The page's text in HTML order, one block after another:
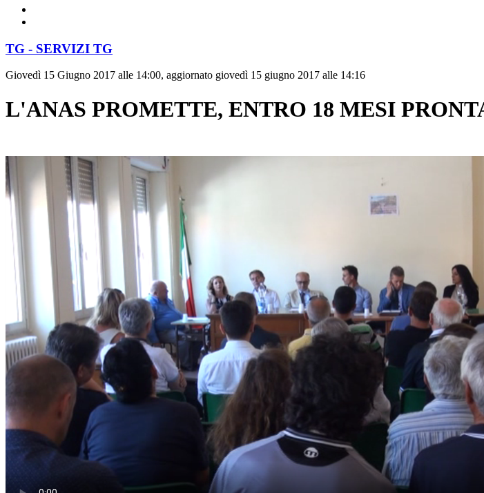
TG - SERVIZI TG
Giovedì 15 Giugno 2017 alle 14:00, aggiornato giovedì 15 giugno 2017 alle 14:16
L'ANAS PROMETTE, ENTRO 18 MESI